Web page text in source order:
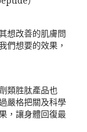
想改善的肌膚問
們想要的效果，
類胜肽產品也
嚴格把關及科學
，讓身體回復最